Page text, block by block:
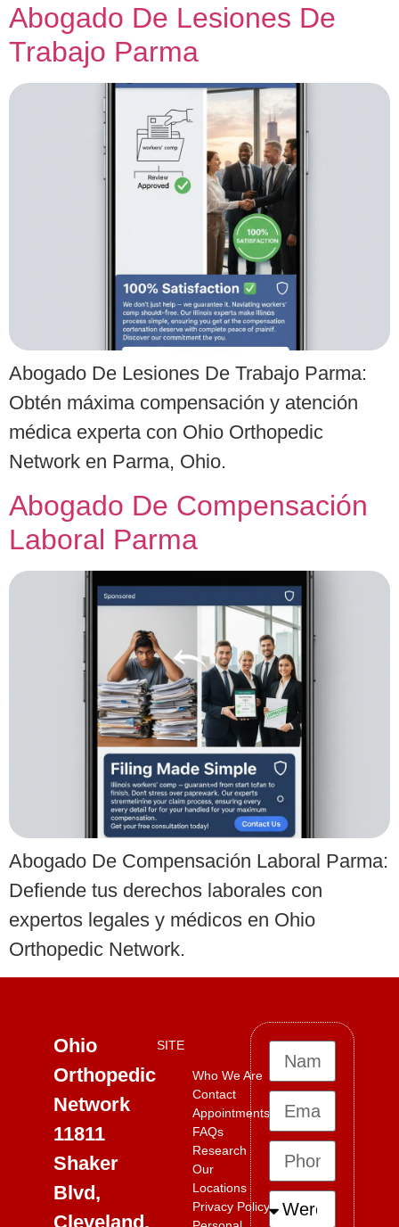
Abogado De Lesiones De
Trabajo Parma
Abogado De Lesiones De Trabajo Parma:
Obtén máxima compensación y atención
médica experta con Ohio Orthopedic
Network en Parma, Ohio.
Abogado De Compensación
Laboral Parma
Abogado De Compensación Laboral Parma:
Defiende tus derechos laborales con
expertos legales y médicos en Ohio
Orthopedic Network.
Ohio
Orthopedic
Network
11811
Shaker
Blvd,
Cleveland,
SITE
Who We Are
Contact
Appointments
FAQs
Research
Our
Locations
Privacy Policy